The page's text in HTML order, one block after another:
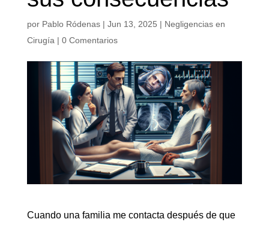
por Pablo Ródenas| Jun 13, 2025 | Negligencias en
Cirugía | 0 Comentarios
Cuando una familia me contacta después de que